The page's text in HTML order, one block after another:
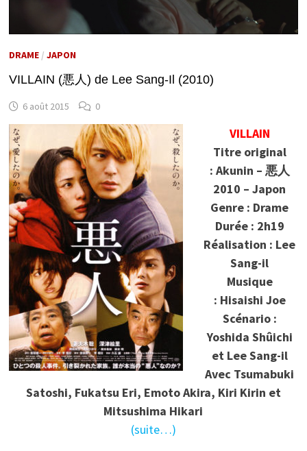
DRAME/ JAPON
VILLAIN (悪人) de Lee Sang-Il (2010)
6 août 2015 0
VILLAIN
Titre original
: Akunin – 悪人
2010 – Japon
Genre : Drame
Durée : 2h19
Réalisation : Lee
Sang-il
Musique
: Hisaishi Joe
Scénario :
Yoshida Shûichi
et Lee Sang-il
Avec Tsumabuki
Satoshi, Fukatsu Eri, Emoto Akira, Kiri Kirin et
Mitsushima Hikari
(suite…)